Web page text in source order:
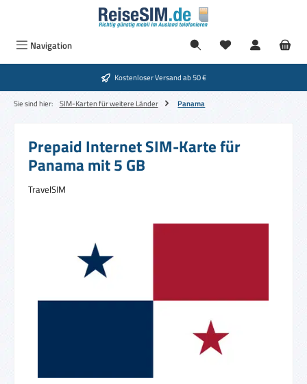
Zum Hauptinhalt springen
Navigation
Kostenloser Versand ab 50 €
Sie sind hier: SIM-Karten für weitere Länder Panama
Prepaid Internet SIM-Karte für
Panama mit 5 GB
TravelSIM